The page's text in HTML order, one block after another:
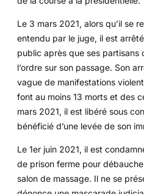
Le 3 mars 2021, alors qu’il se
entendu par le juge, il est
public après que ses partisans
l’ordre sur son passage. Son
vague de manifestations
font au moins 13 morts et des
mars 2021, il est libéré sous
bénéficié d’une levée de son
Le 1er juin 2021, il est
de prison ferme pour
salon de massage. Il ne se